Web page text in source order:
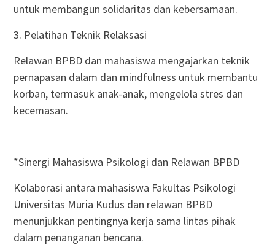
untuk membangun solidaritas dan kebersamaan.
3. Pelatihan Teknik Relaksasi
Relawan BPBD dan mahasiswa mengajarkan teknik
pernapasan dalam dan mindfulness untuk membantu
korban, termasuk anak-anak, mengelola stres dan
kecemasan.
*Sinergi Mahasiswa Psikologi dan Relawan BPBD
Kolaborasi antara mahasiswa Fakultas Psikologi
Universitas Muria Kudus dan relawan BPBD
menunjukkan pentingnya kerja sama lintas pihak
dalam penanganan bencana.